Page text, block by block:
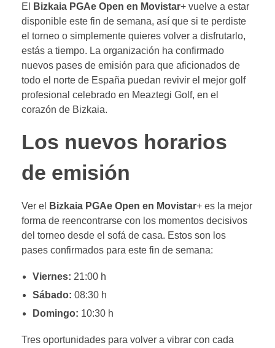
El Bizkaia PGAe Open en Movistar+ vuelve a estar
disponible este fin de semana, así que si te perdiste
el torneo o simplemente quieres volver a disfrutarlo,
estás a tiempo. La organización ha confirmado
nuevos pases de emisión para que aficionados de
todo el norte de España puedan revivir el mejor golf
profesional celebrado en Meaztegi Golf, en el
corazón de Bizkaia.
Los nuevos horarios
de emisión
Ver el Bizkaia PGAe Open en Movistar+ es la mejor
forma de reencontrarse con los momentos decisivos
del torneo desde el sofá de casa. Estos son los
pases confirmados para este fin de semana:
Viernes: 21:00 h
Sábado: 08:30 h
Domingo: 10:30 h
Tres oportunidades para volver a vibrar con cada